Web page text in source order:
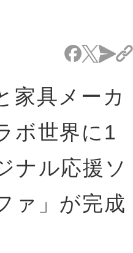
家具メーカ
ボ世界に1
ナル応援ソ
ァ」が完成